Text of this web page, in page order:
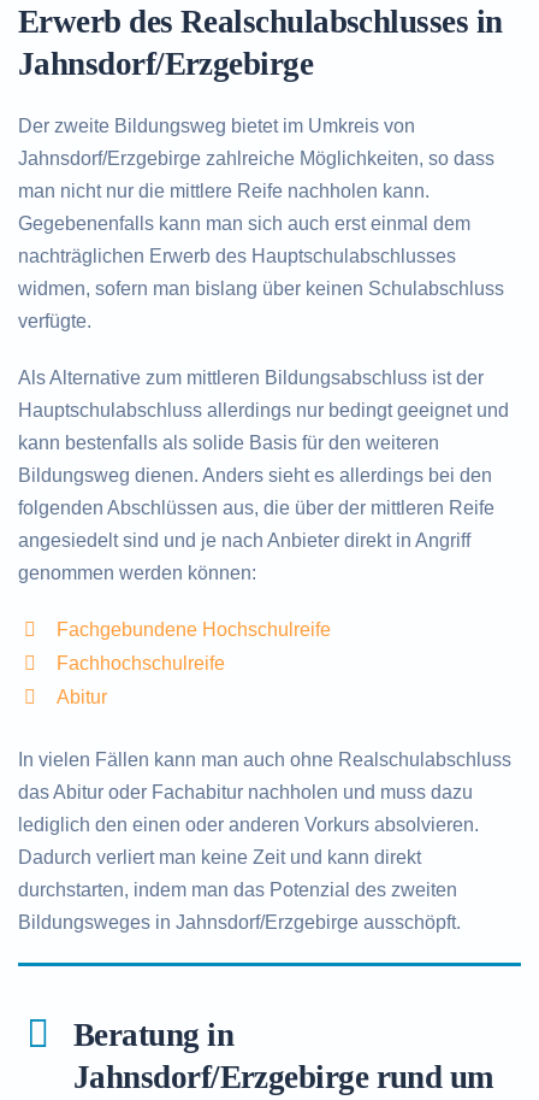
Erwerb des Realschulabschlusses in
Jahnsdorf/Erzgebirge
Der zweite Bildungsweg bietet im Umkreis von
Jahnsdorf/Erzgebirge zahlreiche Möglichkeiten, so dass
man nicht nur die mittlere Reife nachholen kann.
Gegebenenfalls kann man sich auch erst einmal dem
nachträglichen Erwerb des Hauptschulabschlusses
widmen, sofern man bislang über keinen Schulabschluss
verfügte.
Als Alternative zum mittleren Bildungsabschluss ist der
Hauptschulabschluss allerdings nur bedingt geeignet und
kann bestenfalls als solide Basis für den weiteren
Bildungsweg dienen. Anders sieht es allerdings bei den
folgenden Abschlüssen aus, die über der mittleren Reife
angesiedelt sind und je nach Anbieter direkt in Angriff
genommen werden können:
Fachgebundene Hochschulreife
Fachhochschulreife
Abitur
In vielen Fällen kann man auch ohne Realschulabschluss
das Abitur oder Fachabitur nachholen und muss dazu
lediglich den einen oder anderen Vorkurs absolvieren.
Dadurch verliert man keine Zeit und kann direkt
durchstarten, indem man das Potenzial des zweiten
Bildungsweges in Jahnsdorf/Erzgebirge ausschöpft.
Beratung in
Jahnsdorf/Erzgebirge rund um